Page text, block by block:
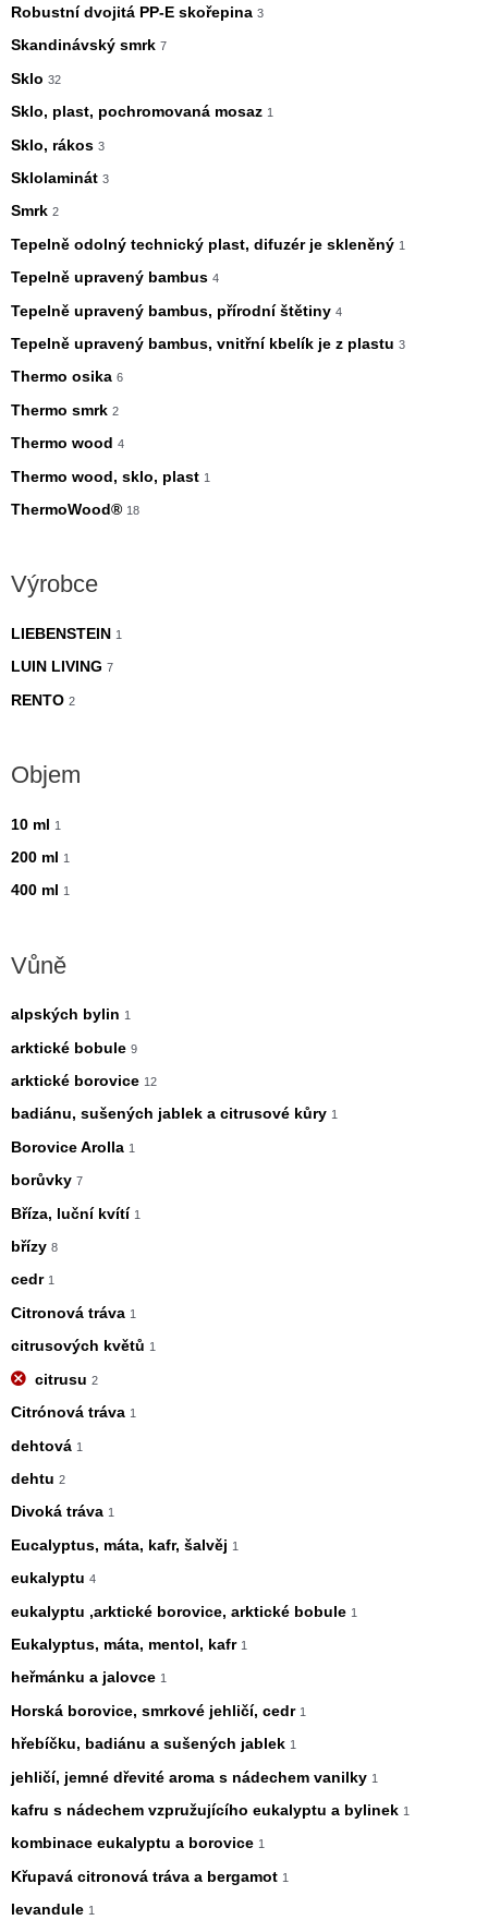
Robustní dvojitá PP-E skořepina 3
Skandinávský smrk 7
Sklo 32
Sklo, plast, pochromovaná mosaz 1
Sklo, rákos 3
Sklolaminát 3
Smrk 2
Tepelně odolný technický plast, difuzér je skleněný 1
Tepelně upravený bambus 4
Tepelně upravený bambus, přírodní štětiny 4
Tepelně upravený bambus, vnitřní kbelík je z plastu 3
Thermo osika 6
Thermo smrk 2
Thermo wood 4
Thermo wood, sklo, plast 1
ThermoWood® 18
Výrobce
LIEBENSTEIN 1
LUIN LIVING 7
RENTO 2
Objem
10 ml 1
200 ml 1
400 ml 1
Vůně
alpských bylin 1
arktické bobule 9
arktické borovice 12
badiánu, sušených jablek a citrusové kůry 1
Borovice Arolla 1
borůvky 7
Bříza, luční kvítí 1
břízy 8
cedr 1
Citronová tráva 1
citrusových květů 1
citrusu 2
Citrónová tráva 1
dehtová 1
dehtu 2
Divoká tráva 1
Eucalyptus, máta, kafr, šalvěj 1
eukalyptu 4
eukalyptu ,arktické borovice, arktické bobule 1
Eukalyptus, máta, mentol, kafr 1
heřmánku a jalovce 1
Horská borovice, smrkové jehličí, cedr 1
hřebíčku, badiánu a sušených jablek 1
jehličí, jemné dřevité aroma s nádechem vanilky 1
kafru s nádechem vzpružujícího eukalyptu a bylinek 1
kombinace eukalyptu a borovice 1
Křupavá citronová tráva a bergamot 1
levandule 1